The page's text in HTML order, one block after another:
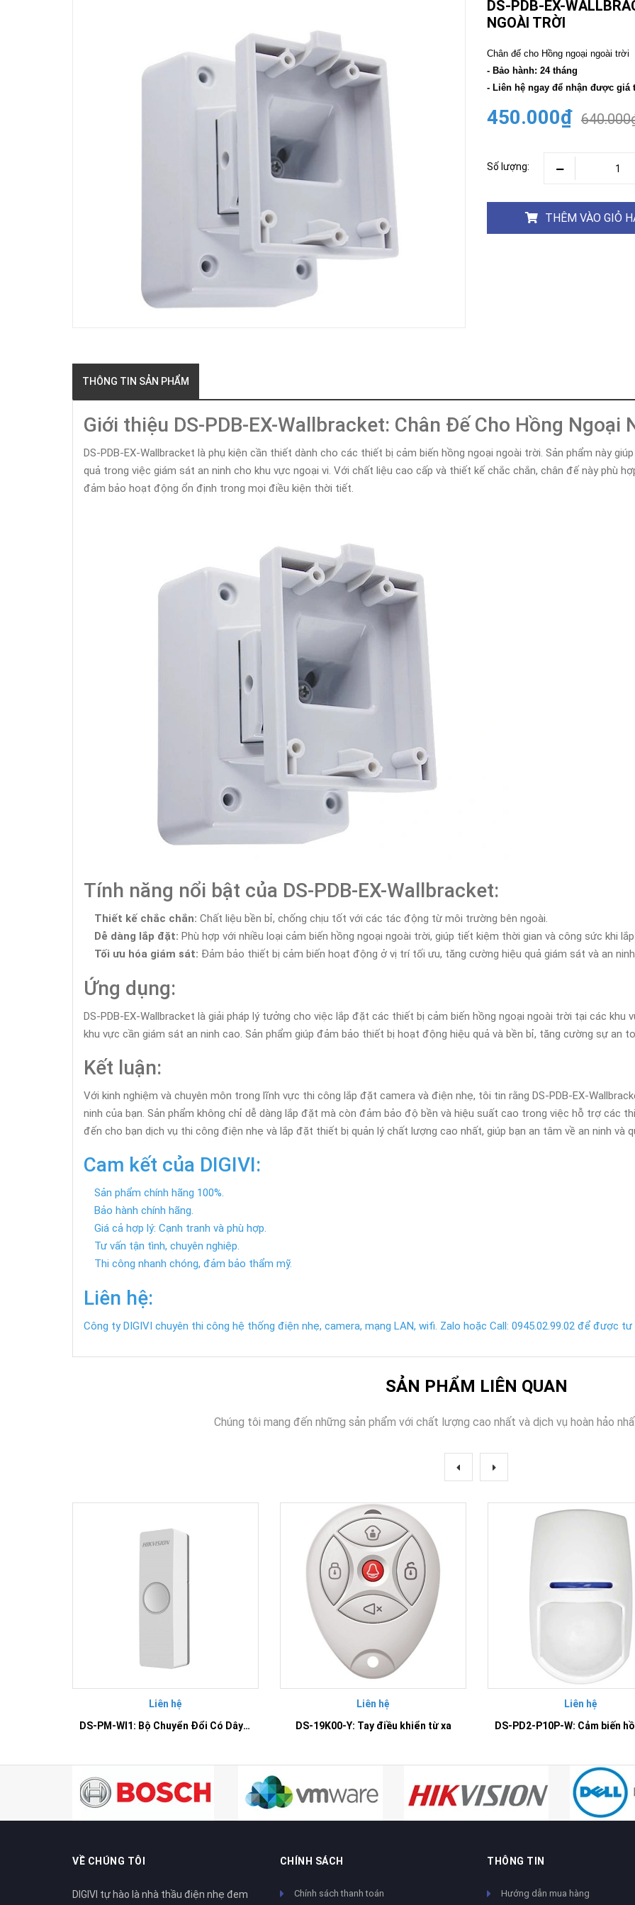
CAMERA
ĐỘNG
Hikvision
Camera
THIẾT
TUYẾN
M27
THÔNG
Faster
Lock
DS-PDB-EX-
NGOÀI TRỜI
Chân đế cho Hồng ngoại ngoài trời
- Bảo hành: 24 tháng
- Liên hệ ngay để nhận được giá
450.000₫
Số lượng:
THÊM VÀO GIỎ
THÔNG TIN SẢN PHẨM
Giới thiệu DS-PDB-EX-Wallbracket: Chân Đế Cho Hồng Ngoại
DS-PDB-EX-Wallbracket là phụ kiện cần thiết dành cho các thiết bị cảm biến hồng ngoại ngoài trời. Sản phẩm này
quả trong việc giám sát an ninh cho khu vực ngoại vi. Với chất liệu cao cấp và thiết kế chắc chắn, chân đế này phù
đảm bảo hoạt động ổn định trong mọi điều kiện thời tiết.
Tính năng nổi bật của DS-PDB-EX-Wallbracket:
Thiết kế chắc chắn: Chất liệu bền bỉ, chống chịu tốt với các tác động từ môi trường bên ngoài.
Dễ dàng lắp đặt: Phù hợp với nhiều loại cảm biến hồng ngoại ngoài trời, giúp tiết kiệm thời gian và công sức khi
Tối ưu hóa giám sát: Đảm bảo thiết bị cảm biến hoạt động ở vị trí tối ưu, tăng cường hiệu quả giám sát và an
Ứng dụng:
DS-PDB-EX-Wallbracket là giải pháp lý tưởng cho việc lắp đặt các thiết bị cảm biến hồng ngoại ngoài trời tại các khu
khu vực cần giám sát an ninh cao. Sản phẩm giúp đảm bảo thiết bị hoạt động hiệu quả và bền bỉ, tăng cường sự an
Kết luận:
Với kinh nghiệm và chuyên môn trong lĩnh vực thi công lắp đặt camera và điện nhẹ, tôi tin rằng DS-PDB-EX-
ninh của bạn. Sản phẩm không chỉ dễ dàng lắp đặt mà còn đảm bảo độ bền và hiệu suất cao trong việc hỗ trợ các
đến cho bạn dịch vụ thi công điện nhẹ và lắp đặt thiết bị quản lý chất lượng cao nhất, giúp bạn an tâm về an ninh và
Cam kết của DIGIVI:
Sản phẩm chính hãng 100%.
Bảo hành chính hãng.
Giá cả hợp lý: Cạnh tranh và phù hợp.
Tư vấn tận tình, chuyên nghiệp.
Thi công nhanh chóng, đảm bảo thẩm mỹ.
Liên hệ:
Công ty DIGIVI chuyên thi công hệ thống điện nhẹ, camera, mạng LAN, wifi. Zalo hoặc Call: 0945.02.99.02 để được
SẢN PHẨM LIÊN QUAN
Chúng tôi mang đến những sản phẩm với chất lượng cao nhất và dịch vụ hoàn hảo
Liên hệ
DS-PM-WI1: Bộ Chuyển Đổi Có Dây Thành Không Dây Đầu Vào
Liên hệ
DS-19K00-Y: Tay điều khiển từ xa
Liên hệ
VỀ CHÚNG TÔI
DIGIVI tự hào là nhà thầu điện nhẹ đem
CHÍNH SÁCH
Chính sách thanh toán
THÔNG TIN
Hướng dẫn mua hàng